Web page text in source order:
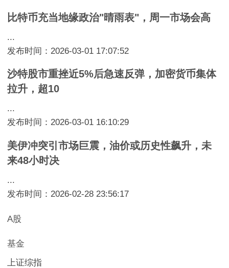
比特币充当地缘政治"晴雨表"，周一市场会高
...
发布时间：2026-03-01 17:07:52
沙特股市重挫近5%后急速反弹，加密货币集体
拉升，超10
...
发布时间：2026-03-01 16:10:29
美伊冲突引市场巨震，油价或历史性飙升，未
来48小时决
...
发布时间：2026-02-28 23:56:17
A股
基金
上证综指